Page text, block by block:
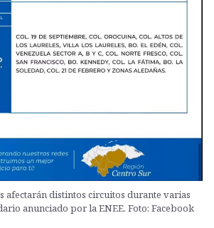
afectarán distintos circuitos durante varias
anunciado por la ENEE. Foto: Facebook